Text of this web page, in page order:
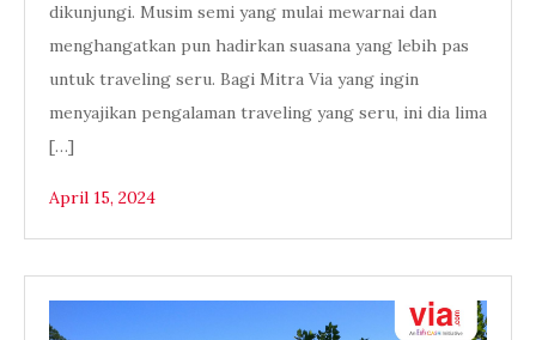
dikunjungi. Musim semi yang mulai mewarnai dan
menghangatkan pun hadirkan suasana yang lebih pas
untuk traveling seru. Bagi Mitra Via yang ingin
menyajikan pengalaman traveling yang seru, ini dia lima
[…]
April 15, 2024